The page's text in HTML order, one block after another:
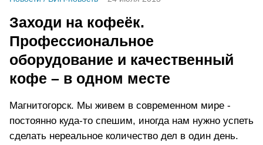
Заходи на кофеёк.
Профессиональное
оборудование и качественный
кофе – в одном месте
Магнитогорск. Мы живем в современном мире -
постоянно куда-то спешим, иногда нам нужно успеть
сделать нереальное количество дел в один день.